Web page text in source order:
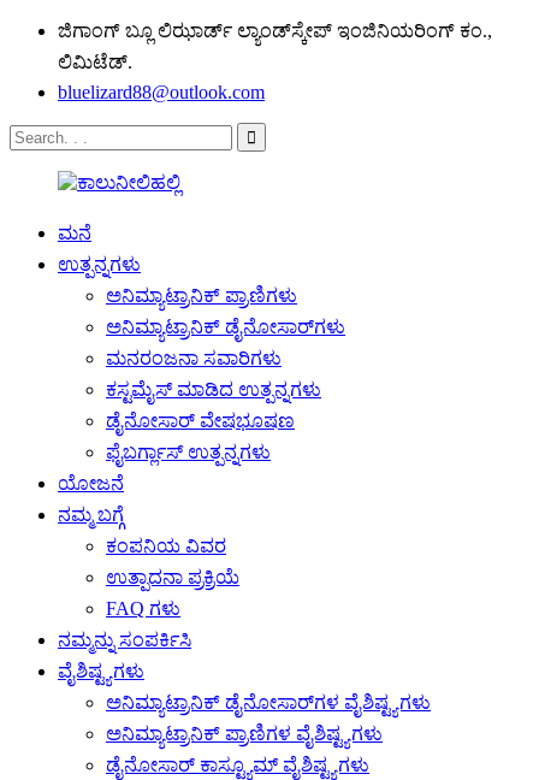
ಜಿಗಾಂಗ್ ಬ್ಲೂ ಲಿಝಾರ್ಡ್ ಲ್ಯಾಂಡ್‌ಸ್ಕೇಪ್ ಇಂಜಿನಿಯರಿಂಗ್ ಕಂ.,
ಲಿಮಿಟೆಡ್.
bluelizard88@outlook.com
ಮನೆ
ಉತ್ಪನ್ನಗಳು
ಅನಿಮ್ಯಾಟ್ರಾನಿಕ್ ಪ್ರಾಣಿಗಳು
ಅನಿಮ್ಯಾಟ್ರಾನಿಕ್ ಡೈನೋಸಾರ್‌ಗಳು
ಮನರಂಜನಾ ಸವಾರಿಗಳು
ಕಸ್ಟಮೈಸ್ ಮಾಡಿದ ಉತ್ಪನ್ನಗಳು
ಡೈನೋಸಾರ್ ವೇಷಭೂಷಣ
ಫೈಬರ್ಗ್ಲಾಸ್ ಉತ್ಪನ್ನಗಳು
ಯೋಜನೆ
ನಮ್ಮ ಬಗ್ಗೆ
ಕಂಪನಿಯ ವಿವರ
ಉತ್ಪಾದನಾ ಪ್ರಕ್ರಿಯೆ
FAQ ಗಳು
ನಮ್ಮನ್ನು ಸಂಪರ್ಕಿಸಿ
ವೈಶಿಷ್ಟ್ಯಗಳು
ಅನಿಮ್ಯಾಟ್ರಾನಿಕ್ ಡೈನೋಸಾರ್‌ಗಳ ವೈಶಿಷ್ಟ್ಯಗಳು
ಅನಿಮ್ಯಾಟ್ರಾನಿಕ್ ಪ್ರಾಣಿಗಳ ವೈಶಿಷ್ಟ್ಯಗಳು
ಡೈನೋಸಾರ್ ಕಾಸ್ಟ್ಯೂಮ್ ವೈಶಿಷ್ಟ್ಯಗಳು